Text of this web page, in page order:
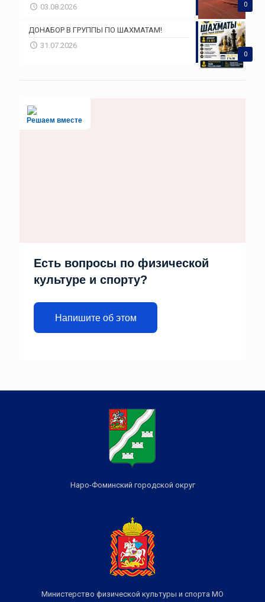
0
03.08.2026
0
ДОНАБОР В ГРУППЫ ПО ШАХМАТАМ!
31.07.2026
Решаем вместе
Есть вопросы по физической
культуре и спорту?
Напишите об этом
Наро-Фоминский городской округ
Министерство физической культуры и спорта МО